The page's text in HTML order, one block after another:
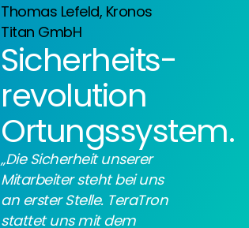
Thomas Lefeld, Kronos
Titan GmbH
Sicherheits­
revolution
Ortungssystem.
„Die Sicherheit unserer
Mitarbeiter steht bei uns
an erster Stelle. TeraTron
stattet uns mit dem